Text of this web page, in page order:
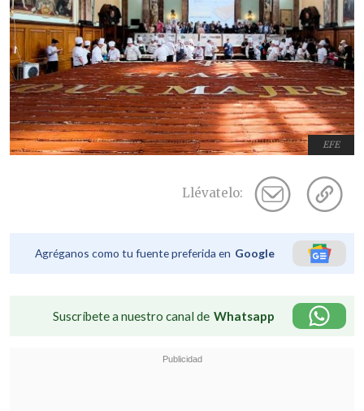
EFE
Llévatelo:
Agréganos como tu fuente preferida en Google
Suscríbete a nuestro canal de Whatsapp